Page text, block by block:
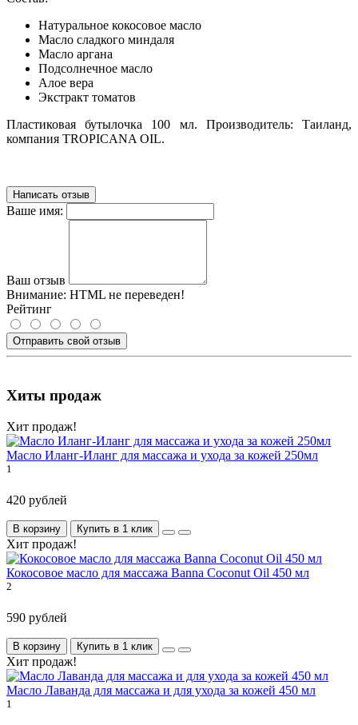
Натуральное кокосовое масло
Масло сладкого миндаля
Масло аргана
Подсолнечное масло
Алое вера
Экстракт томатов
Пластиковая бутылочка 100 мл. Производитель: Таиланд,
компания TROPICANA OIL.
Написать отзыв
Ваше имя:
Ваш отзыв
Внимание: HTML не переведен!
Рейтинг
Отправить свой отзыв
Хиты продаж
Хит продаж!
Масло Иланг-Иланг для массажа и ухода за кожей 250мл
1
420 рублей
В корзину Купить в 1 клик
Хит продаж!
Кокосовое масло для массажа Banna Coconut Oil 450 мл
2
590 рублей
В корзину Купить в 1 клик
Хит продаж!
Масло Лаванда для массажа и для ухода за кожей 450 мл
1